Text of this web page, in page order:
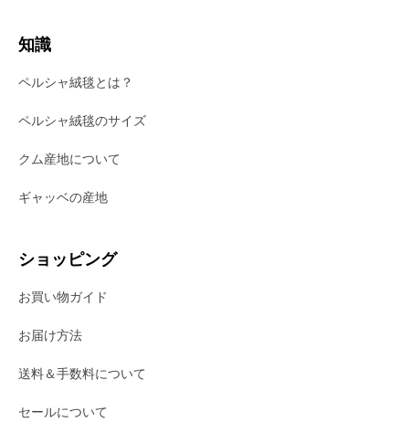
知識
ペルシャ絨毯とは？
ペルシャ絨毯のサイズ
クム産地について
ギャッベの産地
ショッピング
お買い物ガイド
お届け方法
送料＆手数料について
セールについて